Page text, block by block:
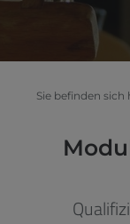
Sie befinden sich